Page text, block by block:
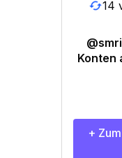
14
Konten
+